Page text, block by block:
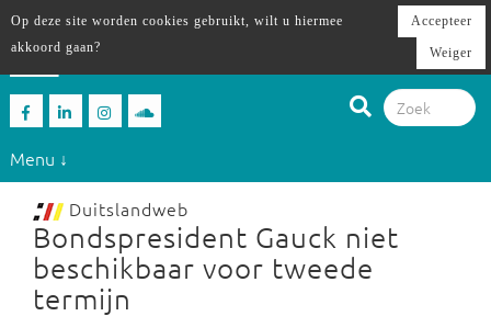
Menu ↓
Duitslandweb
Bondspresident Gauck niet
beschikbaar voor tweede
termijn
Op deze site worden cookies gebruikt, wilt u hiermee
akkoord gaan?
Accepteer
Weiger